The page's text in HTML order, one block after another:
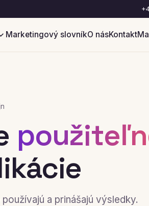
Marketingový slovníkO násKontakt
a prinášajú výsledky.